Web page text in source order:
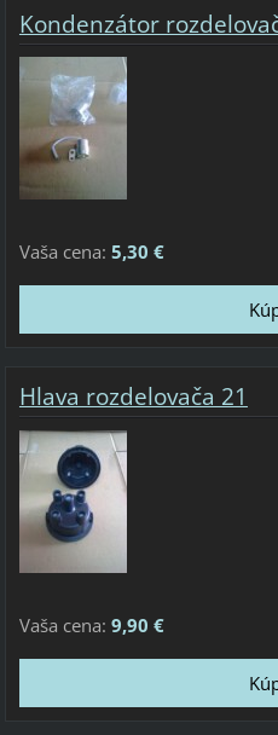
Kondenzátor
Vaša cena: 5,30 €
Hlava rozdelovača 21
Vaša cena: 9,90 €